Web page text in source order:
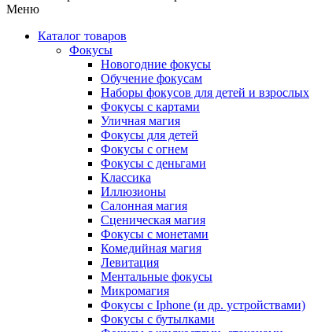
Меню
Каталог товаров
Фокусы
Новогодние фокусы
Обучение фокусам
Наборы фокусов для детей и взрослых
Фокусы с картами
Уличная магия
Фокусы для детей
Фокусы с огнем
Фокусы с деньгами
Классика
Иллюзионы
Салонная магия
Сценическая магия
Фокусы с монетами
Комедийная магия
Левитация
Ментальные фокусы
Микромагия
Фокусы с Iphone (и др. устройствами)
Фокусы с бутылками